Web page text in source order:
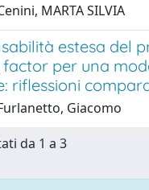
MARTA SILVIA
estesa del
factor per una
riflessioni
Giacomo
da 1 a 3